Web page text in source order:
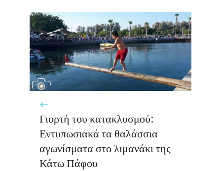
Γιορτή του κατακλυσμού:
Εντυπωσιακά τα θαλάσσια
αγωνίσματα στο λιμανάκι της
Κάτω Πάφου